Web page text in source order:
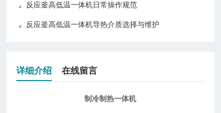
反应釜高低温一体机日常操作规范
反应釜高低温一体机导热介质选择与维护
详细介绍 在线留言
制冷制热一体机